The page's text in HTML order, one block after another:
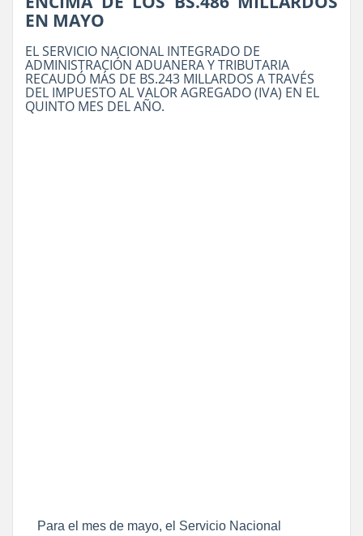
EN MAYO
EL SERVICIO NACIONAL INTEGRADO DE
ADMINISTRACIÓN ADUANERA Y TRIBUTARIA
RECAUDÓ MÁS DE BS.243 MILLARDOS A TRAVÉS
DEL IMPUESTO AL VALOR AGREGADO (IVA) EN EL
QUINTO MES DEL AÑO.
Para el mes de mayo, el Servicio Nacional